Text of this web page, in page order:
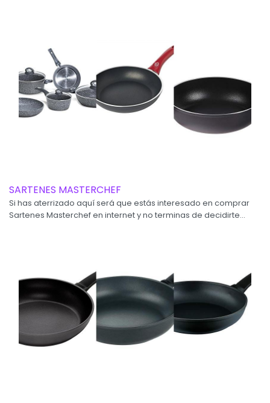
SARTENES MASTERCHEF
Si has aterrizado aquí será que estás interesado en comprar
Sartenes Masterchef en internet y no terminas de decidirte...